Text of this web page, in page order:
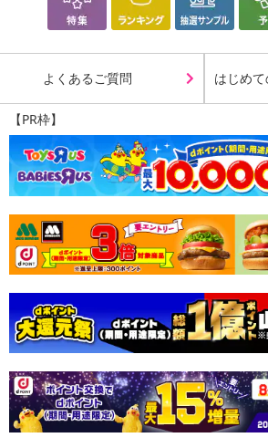
デザイン縫整に仕上げました。
2.ふんわりバストアップを演出
3.ノンワイヤーなので着け心地が天使みたい
締め付けがなく、ストレスフリーなのに程よ
引き締めサポートします。
4.バストの横流れ防止機能
バスト外側にある編み分けステッチが横流
整えます。
バストを優しくホールドする下部が凸加工の
よくあるご質問 はじめ
【PR枠】